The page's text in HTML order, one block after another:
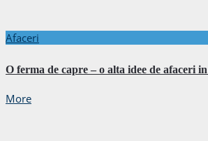
Afaceri
O ferma de capre – o alta idee de afaceri
More